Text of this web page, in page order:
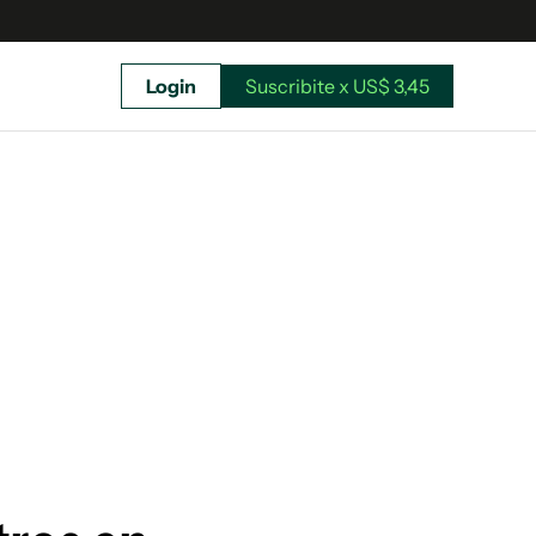
Login Suscribite x US$ 3,45